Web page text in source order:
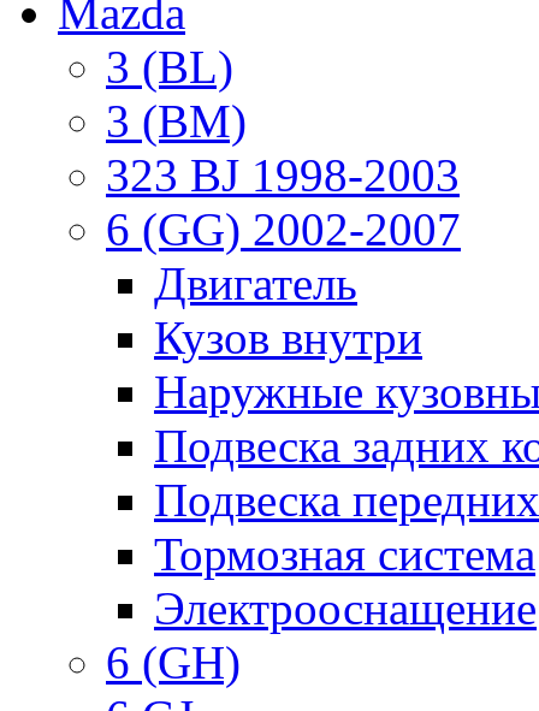
Mazda
3 (BL)
3 (BM)
323 BJ 1998-2003
6 (GG) 2002-2007
Двигатель
Кузов внутри
Наружные
Подвеска задних
Подвеска
Тормозная система
Электрооснащение
6 (GH)